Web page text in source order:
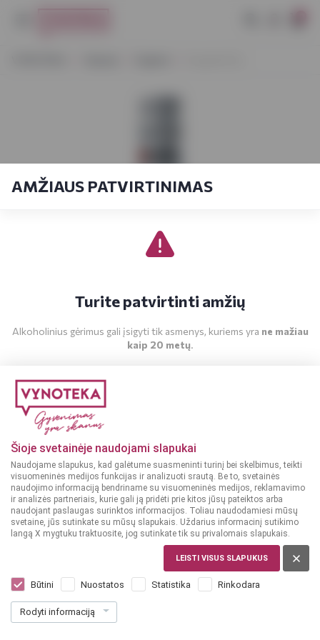
Šioje svetainėje naudojami slapukai
Naudojame slapukus, kad galėtume suasmeninti turinį bei skelbimus, teikti
visuomeninės medijos funkcijas ir analizuoti srautą. Be to, svetainės
naudojimo informaciją bendriname su visuomeninės medijos, reklamavimo
ir analizės partneriais, kurie gali ją pridėti prie kitos jūsų pateiktos arba
naudojant paslaugas surinktos informacijos. Toliau naudodamiesi mūsų
svetaine, jūs sutinkate su mūsų slapukais. Uždarius informacinį sutikimo
langą X mygtuku traktuosite, jog sutinkate tik su privalomais slapukais.
LEISTI VISUS SLAPUKUS
Būtini Nuostatos Statistika Rinkodara
Rodyti informaciją
AMŽIAUS PATVIRTINIMAS
Turite patvirtinti amžių
Alkoholinius gėrimus gali įsigyti tik asmenys, kuriems yra ne mažiau
kaip 20 metų.
Dar nėra balsų, galite įvertinti
1149€ 22.98 € / L